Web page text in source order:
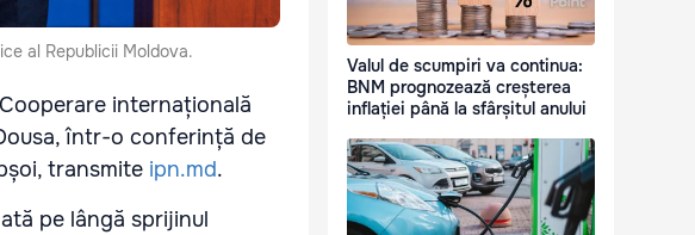
al Republicii Moldova.
internațională
într-o conferință de
transmite ipn.md.
pe lângă sprijinul
Valul de scumpiri va continua:
BNM prognozează creșterea
inflației până la sfârșitul anului